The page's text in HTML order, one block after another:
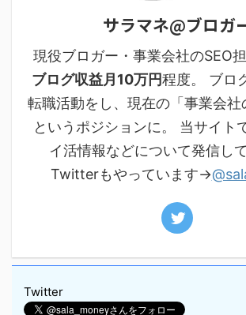
サラマネ@ブロガ
現役ブロガー・事業会社のSEO
ブログ収益月10万円程度。 ブロ
転職活動をし、現在の「事業会社
というポジションに。 当サイト
イ活情報などについて発信し
Twitterもやっています→
Twitter